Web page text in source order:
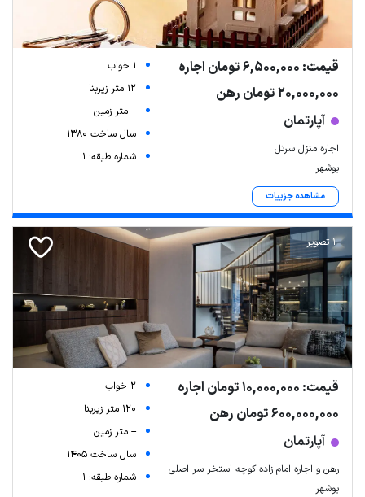
قیمت: 6,500,000 تومان اجاره
20,000,000 تومان رهن
آپارتمان
اجاره منزل سرتل
بوشهر
مشاهده جزییات
1 خواب
12 متر زیربنا
-- متر زمین
سال ساخت 1380
شماره طبقه: 1
1 تصویر
قیمت: 10,000,000 تومان اجاره
600,000,000 تومان رهن
آپارتمان
رهن و اجاره امام زاده کوچه استخر سر اصلی
بوشهر
2 خواب
120 متر زیربنا
-- متر زمین
سال ساخت 1405
شماره طبقه: 1